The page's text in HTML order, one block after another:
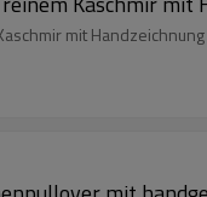
mit Handzeichnung